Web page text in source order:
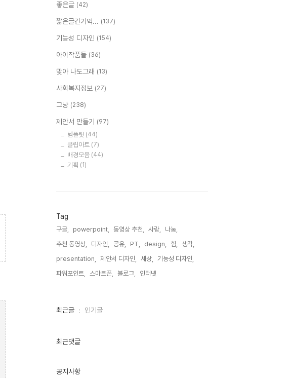
좋은글 (42)
짧은글긴기억... (137)
기능성 디자인 (154)
아이작품들 (36)
맞아 나도그래 (13)
사회복지정보 (27)
그냥 (238)
제안서 만들기 (97)
템플릿 (44)
클립아트 (7)
배경모음 (44)
기획 (1)
Tag
구글, powerpoint, 동영상 추천, 사람,
나눔,
추천 동영상,
디자인, 공유, PT, design, 힘,
생각,
presentation,
제안서 디자인, 세상,
기능성 디자인,
파워포인트,
스마트폰, 블로그, 인터넷,
최
인
최근글 인기글
최근댓글
공지사항